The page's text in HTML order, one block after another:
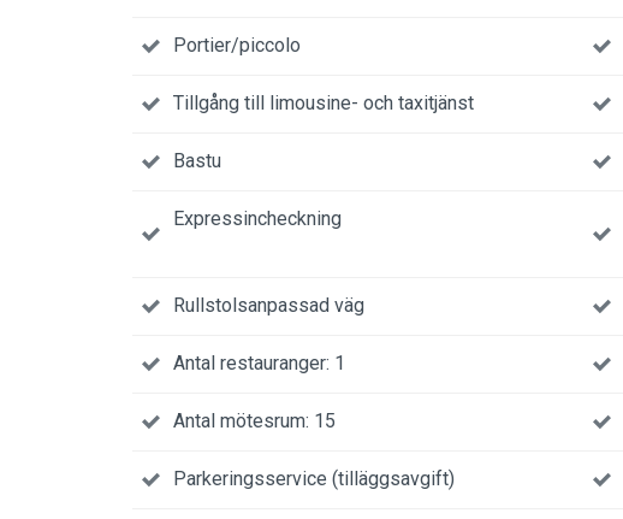
Portier/piccolo
Tillgång till limousine- och taxitjänst
Bastu
Expressincheckning
Rullstolsanpassad väg
Antal restauranger: 1
Antal mötesrum: 15
Parkeringsservice (tilläggsavgift)